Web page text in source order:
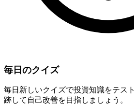
毎日のクイズ
毎日新しいクイズで投資知識をテス
跡して自己改善を目指しましょう。